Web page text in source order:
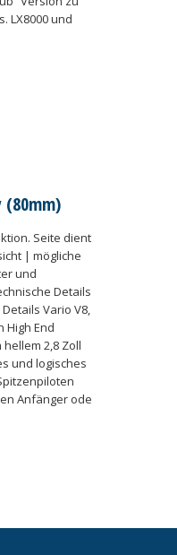
LX8000 und
(80mm)
Seite dient
| mögliche
und
Details
Vario V8,
High End
2,8 Zoll
und logisches
Anfänger ode